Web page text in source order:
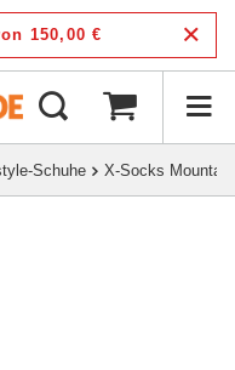
150,00 €
Schuhe X-Socks